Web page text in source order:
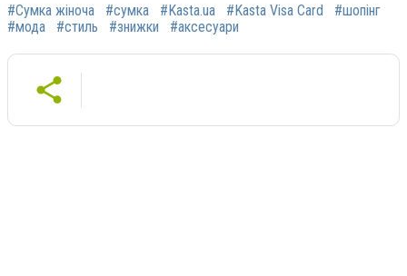
#Сумка жіноча #сумка #Kasta.ua #Kasta Visa Card
#шопінг
#мода
#стиль #знижки #аксесуари